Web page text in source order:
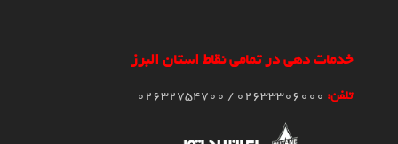
خدمات دهی در تمامی نقاط استان البرز
تلفن: